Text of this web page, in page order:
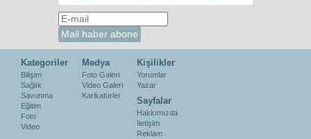
Kategoriler
Bilişim
Sağlık
Savunma
Eğitim
Foto
Video
Medya
Foto Galeri
Video Galeri
Karikatürler
Kişilikler
Yorumlar
Yazar
Sayfalar
Hakkımızda
İletişim
Reklam